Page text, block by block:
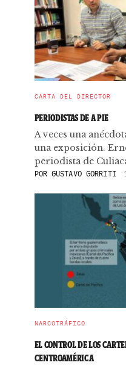
CARTA DEL DIRECTOR
PERIODISTAS DE A PIE
A veces una
una exposición.
periodista de
POR GUSTAVO GORRITI
NARCOTRÁFICO
EL CONTROL DE LOS
CENTROAMÉRICA